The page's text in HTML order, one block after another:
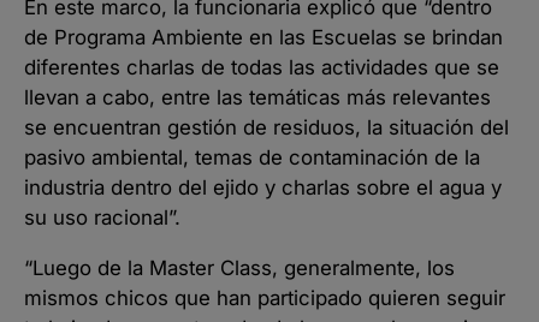
En este marco, la funcionaria explicó que “dentro
de Programa Ambiente en las Escuelas se brindan
diferentes charlas de todas las actividades que se
llevan a cabo, entre las temáticas más relevantes
se encuentran gestión de residuos, la situación del
pasivo ambiental, temas de contaminación de la
industria dentro del ejido y charlas sobre el agua y
su uso racional”.
“Luego de la Master Class, generalmente, los
mismos chicos que han participado quieren seguir